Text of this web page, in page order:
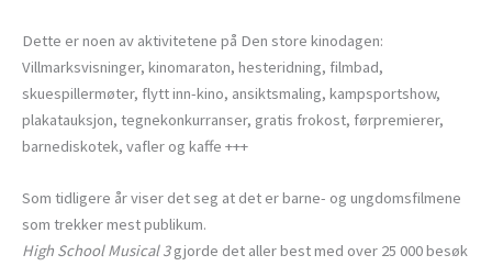
Dette er noen av aktivitetene på Den store kinodagen:
Villmarksvisninger, kinomaraton, hesteridning, filmbad,
skuespillermøter, flytt inn-kino, ansiktsmaling, kampsportshow,
plakatauksjon, tegnekonkurranser, gratis frokost, førpremierer,
barnediskotek, vafler og kaffe +++
Som tidligere år viser det seg at det er barne- og ungdomsfilmene
som trekker mest publikum.
High School Musical 3gjorde det aller best med over 25 000 besøk